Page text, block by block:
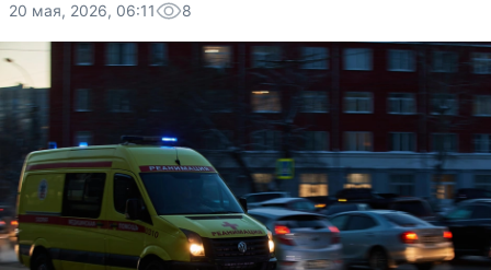
20 мая, 2026, 06:11 8